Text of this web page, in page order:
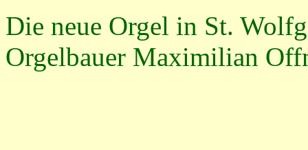
Die neue Orgel in St.
Orgelbauer Maximilian